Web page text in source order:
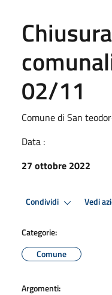
02/11
Comune di San
Data :
27 ottobre 2022
Condividi Vedi
Categorie:
Comune
Argomenti: